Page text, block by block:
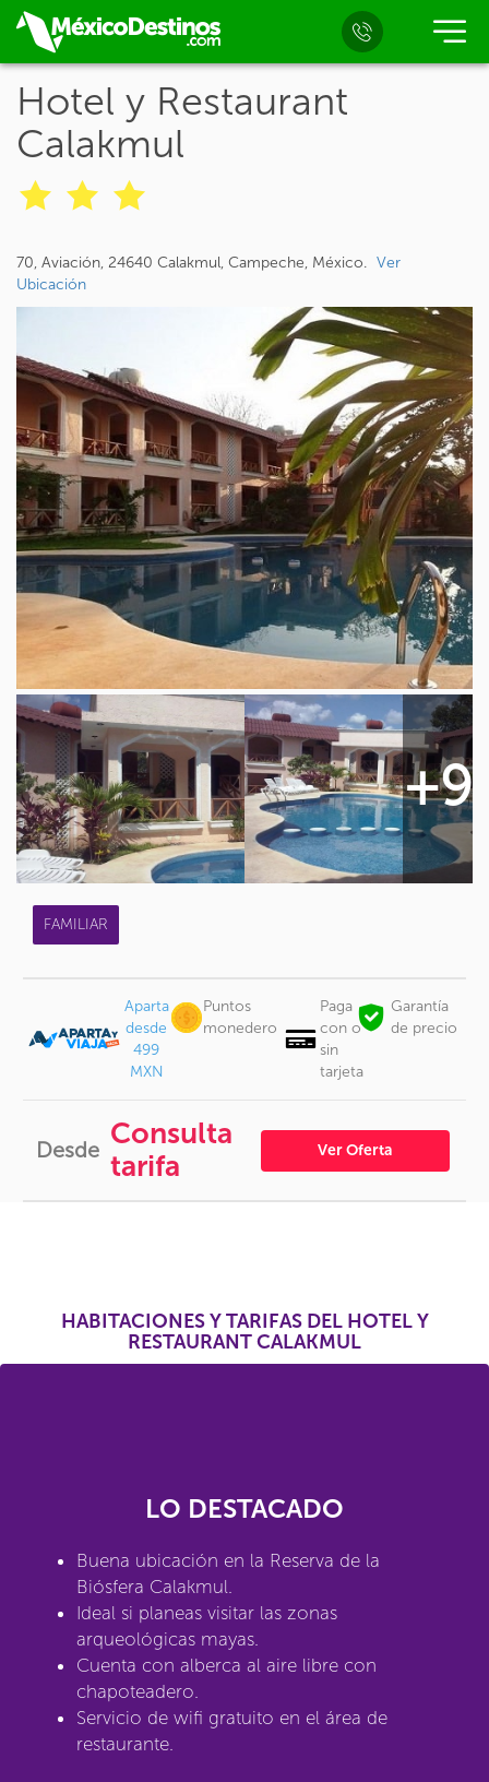
Hotel y Restaurant
Calakmul
70, Aviación, 24640 Calakmul, Campeche, México. Ver
Ubicación
+9
FAMILIAR
Aparta
desde
499
MXN
Puntos
monedero
Paga
con o
sin
tarjeta
Garantía
de precio
Desde Consulta
tarifa
Ver Oferta
HABITACIONES Y TARIFAS DEL HOTEL Y
RESTAURANT CALAKMUL
LO DESTACADO
Buena ubicación en la Reserva de la
Biósfera Calakmul.
Ideal si planeas visitar las zonas
arqueológicas mayas.
Cuenta con alberca al aire libre con
chapoteadero.
Servicio de wifi gratuito en el área de
restaurante.